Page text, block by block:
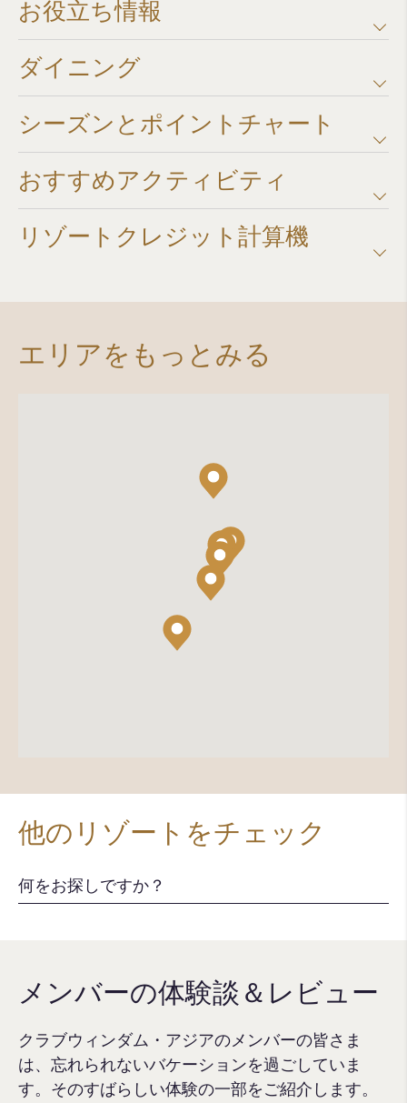
お役立ち情報
ダイニング
シーズンとポイントチャート​
おすすめアクティビティ
リゾートクレジット計算機​
エリアをもっとみる
他のリゾートをチェック
メンバーの体験談＆レビュー
クラブウィンダム・アジアのメンバーの皆さま
は、忘れられないバケーションを過ごしていま
す。そのすばらしい体験の一部をご紹介します。